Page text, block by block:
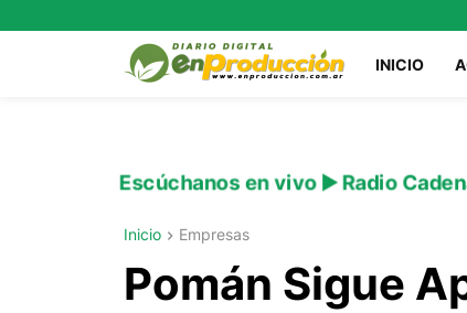
INICIO
Escúchanos en vivo ▶️ Radio
Inicio Empresas
Pomán Sigue